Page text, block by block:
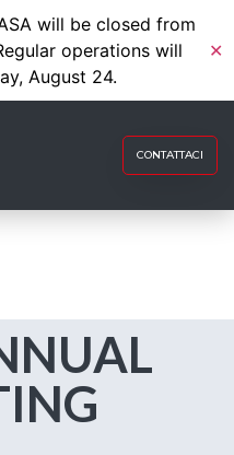
will be closed from
operations will
August 24.
✕
CONTATTACI